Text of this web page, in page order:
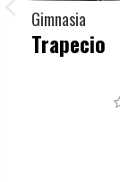
Gimnasia
Trapecio